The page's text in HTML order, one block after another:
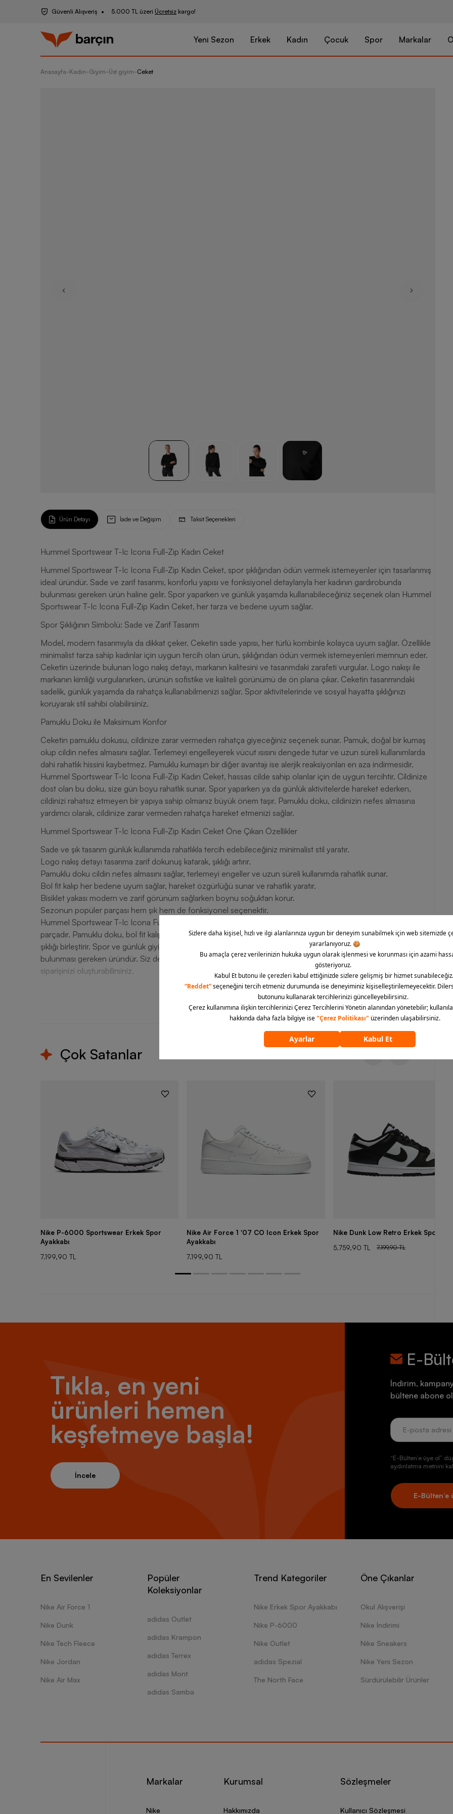
Güvenli Alışveriş 5.000 TL üzeri Ücretsiz kargo!
Yeni Sezon Erkek Kadın Çocuk Spor Markalar
Anasayfa-Kadın-Giyim-Üst giyim-Ceket
Hummel
Ürün Detayı İade ve Değişim Taksit Seçenekleri
Hummel Sportswear T-Ic Icona Full-Zip Kadın Ceket
Hummel Sportswear T-Ic Icona Full-Zip Kadın Ceket, spor şıklığından ödün vermek istemeyenler için tasarlanmış
ideal üründür. Sade ve zarif tasarımı, konforlu yapısı ve fonksiyonel detaylarıyla her kadının gardırobunda
bulunması gereken ürün haline gelir. Spor yaparken ve günlük yaşamda kullanabileceğiniz seçenek olan Hummel
Sportswear T-Ic Icona Full-Zip Kadın Ceket, her tarza ve bedene uyum sağlar.
Spor Şıklığının Simbolü: Sade ve Zarif Tasarım
Model, modern tasarımıyla da dikkat çeker. Ceketin sade yapısı, her türlü kombinle kolayca uyum sağlar. Özellikle
minimalist tarza sahip kadınlar için uygun tercih olan ürün, şıklığından ödün vermek istemeyenleri memnun eder.
Ceketin üzerinde bulunan logo nakış detayı, markanın kalitesini ve tasarımdaki zarafeti vurgular. Logo nakışı ile
markanın kimliği vurgulanırken, ürünün sofistike ve kaliteli görünümü de ön plana çıkar. Ceketin tasarımındaki
sadelik, günlük yaşamda da rahatça kullanabilmenizi sağlar. Spor aktivitelerinde ve sosyal hayatta şıklığınızı
koruyarak stil sahibi olabilirsiniz.
Pamuklu Doku ile Maksimum Konfor
Ceketin pamuklu dokusu, cildinize zarar vermeden rahatça giyeceğiniz seçenek sunar. Pamuk, doğal bir kumaş
olup cildin nefes almasını sağlar. Terlemeyi engelleyerek vücut ısısını dengede tutar ve uzun süreli kullanımlarda
dahi rahatlık hissini kaybetmez. Pamuklu kumaşın bir diğer avantajı ise alerjik reaksiyonları en aza indirmesidir.
Hummel Sportswear T-Ic Icona Full-Zip Kadın Ceket, hassas cilde sahip olanlar için de uygun tercihtir. Cildinize
dost olan bu doku, size gün boyu rahatlık sunar. Spor yaparken ya da günlük aktivitelerde hareket ederken,
cildinizi rahatsız etmeyen bir yapıya sahip olmanız büyük önem taşır. Pamuklu doku, cildinizin nefes almasına
yardımcı olarak, cildinize zarar vermeden rahatça hareket etmenizi sağlar.
Hummel Sportswear T-Ic Icona Full-Zip Kadın Ceket Öne Çıkan Özellikler
Sade ve şık tasarım günlük kullanımda rahatlıkla tercih edebileceğiniz minimalist stil yaratır.
Logo nakış detayı tasarıma zarif dokunuş katarak, şıklığı artırır.
Pamuklu doku cildin nefes almasını sağlar, terlemeyi engeller ve uzun süreli kullanımda rahatlık sunar.
Bol fit kalıp her bedene uyum sağlar, hareket özgürlüğü sunar ve rahatlık yaratır.
Bisiklet yakası modern ve zarif görünüm sağlarken boynu soğuktan korur.
Sezonun popüler parçası hem şık hem de fonksiyonel seçenektir.
Hummel Sportswear T-Ic Icona Full-Zip Kadın Ceket, modern tasarımı, konforlu yapısı ve spor şıklığı ile öne çıkan
parçadır. Pamuklu doku, bol fit kalıp ve bisiklet yaka gibi fonksiyonel özellikleriyle günlük kullanımda rahatlık ve
şıklığı birleştirir. Spor ve günlük giyim için mükemmel uygun seçenek olan ceket, her kadının gardırobunda
bulunması gereken üründür. Siz de Hummel ürününe Barcin.com kalitesi ile erişebilir, hızlı ve kolay bir şekilde
siparişinizi oluşturabilirsiniz.
Tümünü göster
Çok Satanlar
Nike P-6000 Sportswear Erkek Spor
Ayakkabı
7.199,90 TL
Nike Air Force 1 '07 CO Icon Erkek Spor
Ayakkabı
7.199,90 TL
Nike Dunk Low Retro Erkek Spor
5.759,90 TL
7.199,90 TL
Tıkla, en yeni
ürünleri hemen
keşfetmeye başla!
İncele
E-
İndirim,
bültene abone
“E-Bülten’e üye ol”
aydınlatma metnini
E-Bülten’e
En Sevilenler
Nike Air Force 1
Nike Dunk
Nike Tech Fleece
Nike Jordan
Nike Air Max
Popüler
Koleksiyonlar
adidas Outlet
adidas Krampon
adidas Terrex
adidas Mont
adidas Samba
Trend Kategoriler
Nike Erkek Spor Ayakkabı
Nike P-6000
Nike Outlet
adidas Spezial
The North Face
Öne Çıkanlar
Okul Alışverişi
Nike İndirimi
Nike Sneakers
Nike Yeni Sezon
Sürdürülebilir Ürünler
Markalar
Nike
Kurumsal
Hakkımızda
Sözleşmeler
Kullanıcı Sözleşmesi